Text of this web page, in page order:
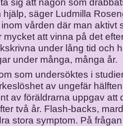
sig att någon som
säger Ludmilla
vården där man aktivt
mycket att vinna på det
under lång tid och
under många, många år.
som undersöktes i
av ungefär
av föräldrarna uppgav att
två år. Flash-backs,
stora symptom. På